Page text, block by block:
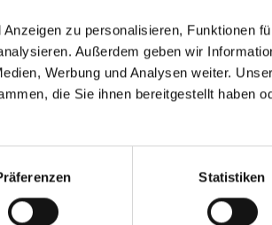
zu personalisieren, Funktionen
Außerdem geben wir
Werbung und Analysen weiter.
die Sie ihnen bereitgestellt haben
Statistiken
Farbenshops und Farbencenter in